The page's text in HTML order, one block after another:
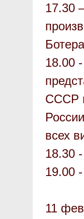
17.30
18.00
СССР
всех
18.30
19.00
11